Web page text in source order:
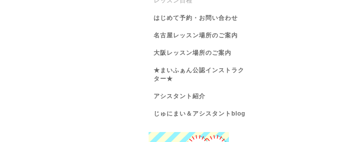
はじめて予約・お問い合わせ
名古屋レッスン場所のご案内
大阪レッスン場所のご案内
★まいふぁん公認インストラク
ター★
アシスタント紹介
じゅにまい＆アシスタントblog